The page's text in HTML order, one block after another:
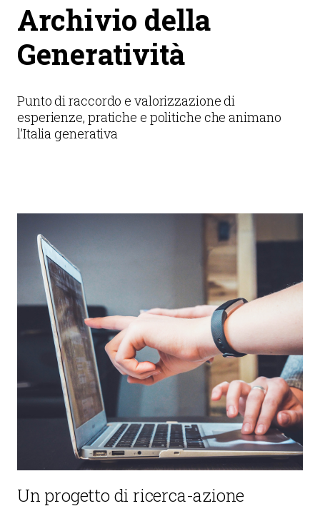
Archivio della
Generatività
Punto di raccordo e valorizzazione di
esperienze, pratiche e politiche che animano
l’Italia generativa
Un progetto di ricerca-azione